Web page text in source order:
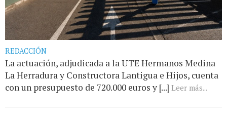
REDACCIÓN
La actuación, adjudicada a la UTE Hermanos Medina
La Herradura y Constructora Lantigua e Hijos, cuenta
con un presupuesto de 720.000 euros y [...] Leer más...